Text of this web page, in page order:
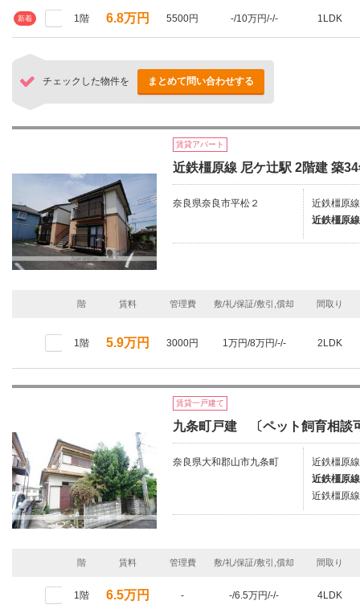
新着 1階 6.8万円 5500円 -/10万円/-/- 1LDK
チェックした物件を まとめて問い合わせする
賃貸アパート
近鉄橿原線 尼ケ辻駅 2階建 築
奈良県奈良市平松２
近鉄橿原
近鉄橿原
階 賃料 管理費 敷/礼/保証/敷引,償却 間取り
1階 5.9万円 3000円 1万円/8万円/-/- 2LDK
賃貸一戸建て
九条町戸建 〔ペット飼育相談
奈良県大和郡山市九条町
近鉄橿原
近鉄橿原
近鉄橿原
階 賃料 管理費 敷/礼/保証/敷引,償却 間取り
1階 6.5万円 - -/6.5万円/-/- 4LDK